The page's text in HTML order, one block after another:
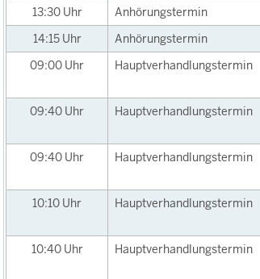
13:30 Uhr Anhörungstermin
14:15 Uhr Anhörungstermin
09:00 Uhr Hauptverhandlungstermin
09:40 Uhr Hauptverhandlungstermin
09:40 Uhr Hauptverhandlungstermin
10:10 Uhr Hauptverhandlungstermin
10:40 Uhr Hauptverhandlungstermin